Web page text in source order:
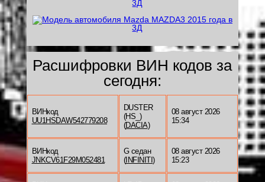
Расшифровки ВИН кодов за
сегодня:
ВИНкод
UU1HSDAW542779208
DUSTER
(HS_)
(DACIA)
08 август 2026
15:34
ВИНкод
JNKCV61F29M052481
G седан
(INFINITI )
08 август 2026
15:23